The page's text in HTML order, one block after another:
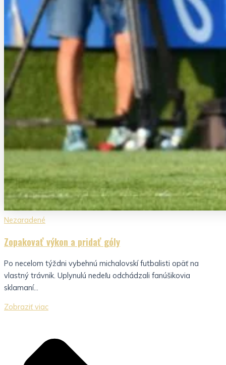
Nezaradené
Zopakovať výkon a pridať góly
Po necelom týždni vybehnú michalovskí futbalisti opäť na
vlastný trávnik. Uplynulú nedeľu odchádzali fanúšikovia
sklamaní...
Zobraziť viac